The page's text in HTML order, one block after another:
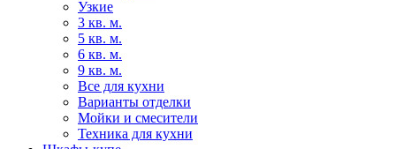
Узкие
3 кв. м.
5 кв. м.
6 кв. м.
9 кв. м.
Все для кухни
Варианты отделки
Мойки и смесители
Техника для кухни